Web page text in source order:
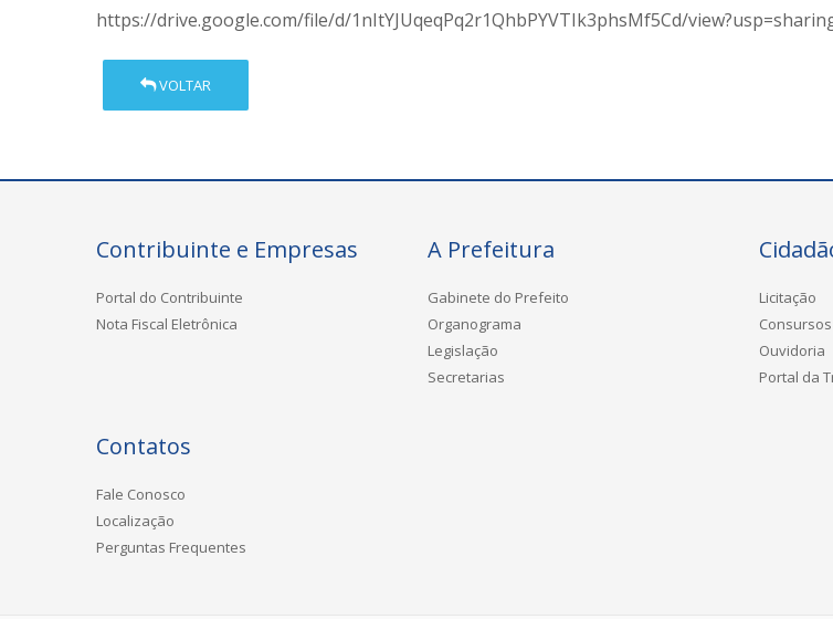
https://drive.google.com/file/d/1nItYJUqeqPq2r1QhbPYVTIk3phsMf5Cd/
VOLTAR
Contribuinte e Empresas
Portal do Contribuinte
Nota Fiscal Eletrônica
A Prefeitura
Gabinete do Prefeito
Organograma
Legislação
Secretarias
Licitação
Consursos
Ouvidoria
Portal da
Contatos
Fale Conosco
Localização
Perguntas Frequentes